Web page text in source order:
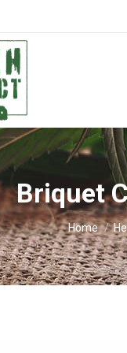
Briquet
You are
Home